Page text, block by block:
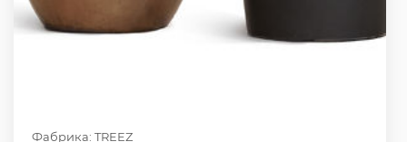
Фабрика: TREEZ